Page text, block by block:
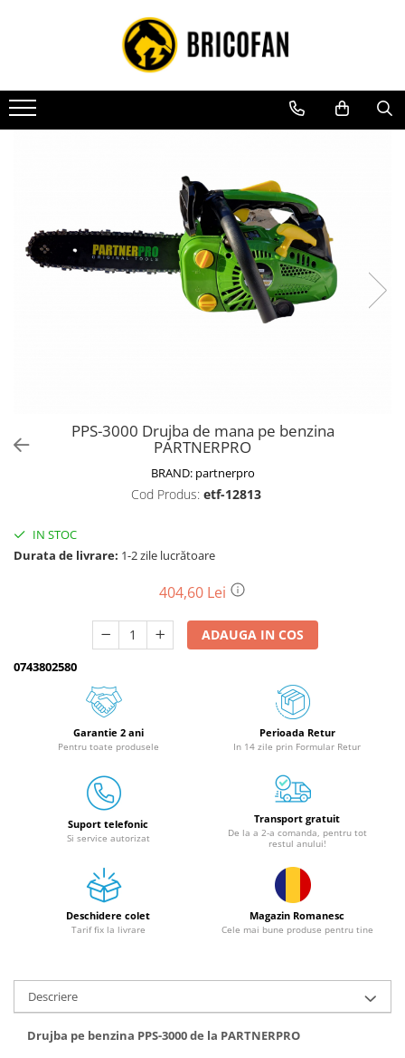
Toate Produsele
Vehicule electrice
Atv
Motocross
Piese de schimb vehicule electrice
Biciclete, trotinete, triciclete
Biciclete electrice
Motoburghie si accesorii
Accesorii motoburghie
Drujbe pe benzina
Drujbe cu acumulator
Consumabile drujbe, fierastraie
Drujbe electrice
Unelte electrice busteni
Mori cereale si batoze porumb
Batoze - mori desfacat porumb
Granulatoare
Mori pentru cereale
Mori pentru fructe si legume
Mori pentru furaje
Mori pentru furaje si resturi
Piese si accesorii mori
Tocatoare furaje si crengi
Tocatoare furaje
PPS-3000 Drujba de mana pe benzina
PARTNERPRO
BRAND: partnerpro
Cod Produs: etf-12813
IN STOC
Durata de livrare: 1-2 zile lucrătoare
404,60 Lei
ADAUGA IN COS
0743802580
Garantie 2 ani
Pentru toate produsele
Perioada Retur
In 14 zile prin Formular Retur
Suport telefonic
Si service autorizat
Transport gratuit
De la a 2-a comanda, pentru tot
restul anului!
Deschidere colet
Tarif fix la livrare
Magazin Romanesc
Cele mai bune produse pentru tine
Descriere
Drujba pe benzina PPS-3000 de la PARTNERPRO